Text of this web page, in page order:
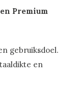
Premium
gebruiksdoel.
en